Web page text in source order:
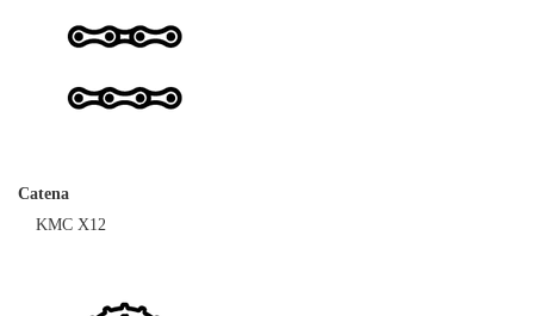
Catena
KMC X12